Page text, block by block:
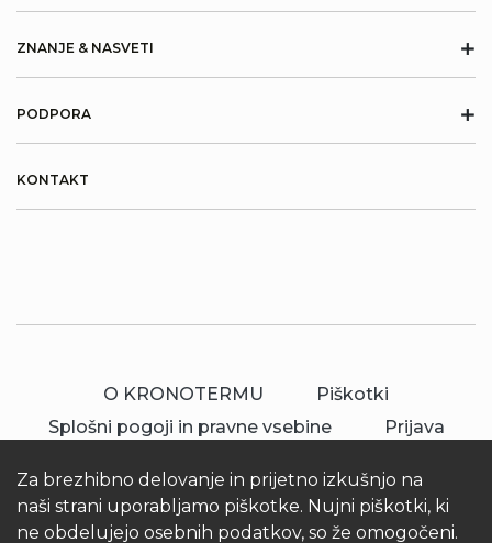
Za brezhibno delovanje in prijetno izkušnjo na
naši strani uporabljamo piškotke. Nujni piškotki, ki
ne obdelujejo osebnih podatkov, so že omogočeni.
ZNANJE & NASVETI +
PODPORA +
KONTAKT
O KRONOTERMU
Piškotki
Splošni pogoji in pravne vsebine
Prijava